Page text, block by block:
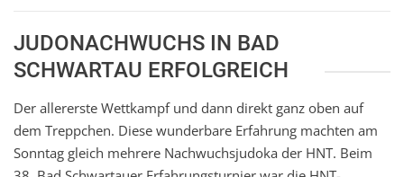
JUDONACHWUCHS IN BAD
SCHWARTAU ERFOLGREICH
Der allererste Wettkampf und dann direkt ganz oben auf
dem Treppchen. Diese wunderbare Erfahrung machten am
Sonntag gleich mehrere Nachwuchsjudoka der HNT. Beim